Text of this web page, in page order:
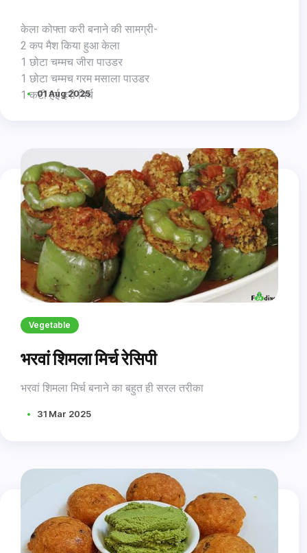
केला कोफ्ता करी बनाने की सामग्री-
2 कप मैश किया हुआ केला
1 छोटा चम्मच जीरा पाउडर
1 छोटा चम्मच गरम मसाला पाउडर
1 कटी हुई हरी मिर्च
1 छोटा चम्मच सूखे आम का पाउडर
1/4 छोटा चम्मच हींग
2 बड़े चम्मच धनिया पत्ती
जरूरत अनुसार नमक
1 कप टमाटर प्यूरी
01 Aug 2025
Vegetable
भरवां शिमला मिर्च रेसिपी
भरवां शिमला मिर्च बनाने का बहुत ही सरल तरीका
31 Mar 2025